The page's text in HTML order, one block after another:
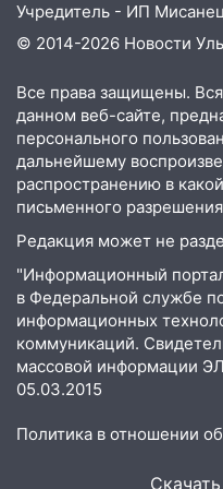
коррупционной
отправили в
09:52 Ночью
соседними
областью
09:41 Диана
Бога в СИЗО
09:35
В
будут судить за
млн рублей
08:22 Подросток
велосипедистку:
07:20 Жара
Учредитель - ИП
© 2014-2026 Новости
Все права защищены.
данном веб-сайте,
персонального
дальнейшему
распространению в
письменного
Редакция может не
"Информационный
в Федеральной службе
информационных
коммуникаций.
массовой информации
05.03.2015
Политика в отношении